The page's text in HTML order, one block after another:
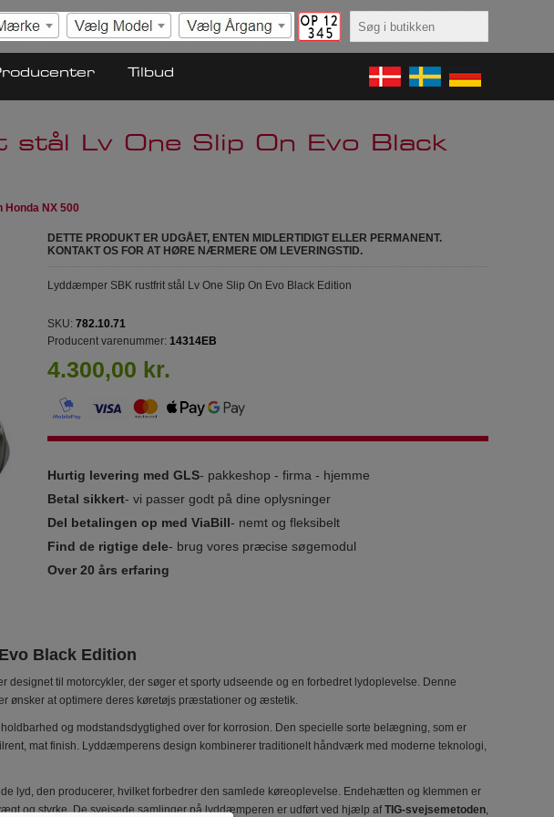
Tilbud
Lv One Slip On Evo Black
NX 500
DETTE PRODUKT ER UDGÅET, ENTEN MIDLERTIDIGT ELLER PERMANENT.
KONTAKT OS FOR AT HØRE NÆRMERE OM LEVERINGSTID.
Lyddæmper SBK rustfrit stål Lv One Slip On Evo Black Edition
SKU: 782.10.71
Producent varenummer: 14314EB
4.300,00 kr.
Hurtig levering med GLS- pakkeshop - firma - hjemme
Betal sikkert- vi passer godt på dine oplysninger
Del betalingen op med ViaBill- nemt og fleksibelt
Find de rigtige dele- brug vores præcise søgemodul
Over 20 års erfaring
Black Edition
designet til motorcykler, der søger et sporty udseende og en forbedret lydoplevelse. Denne
ønsker at optimere deres køretøjs præstationer og æstetik.
holdbarhed og modstandsdygtighed over for korrosion. Den specielle sorte belægning, som er
mat finish. Lyddæmperens design kombinerer traditionelt håndværk med moderne teknologi,
lyd, den producerer, hvilket forbedrer den samlede køreoplevelse. Endehætten og klemmen er
og styrke. De svejsede samlinger på lyddæmperen er udført ved hjælp afTIG-svejsemetoden,